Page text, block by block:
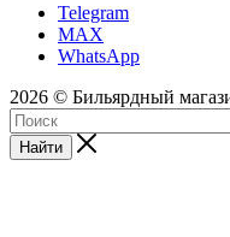
Telegram
MAX
WhatsApp
2026 © Бильярдный
Найти